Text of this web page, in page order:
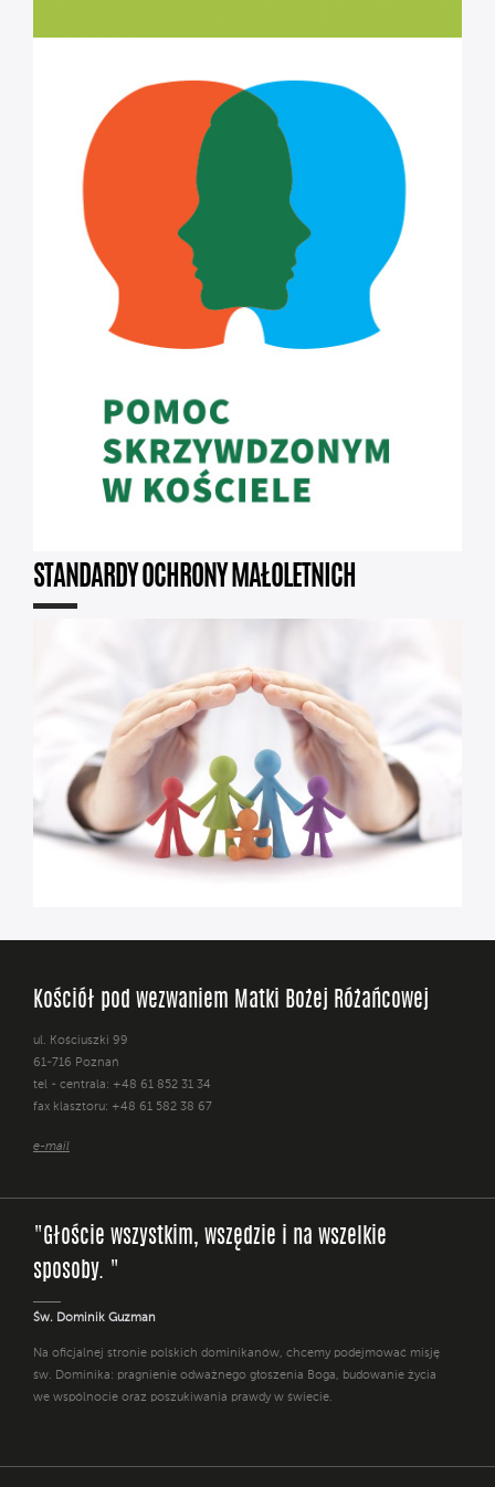
STANDARDY OCHRONY MAŁOLETNICH
Kościół pod wezwaniem Matki Bożej Różańcowej
ul. Kościuszki 99
61-716 Poznań
tel - centrala: +48 61 852 31 34
fax klasztoru: +48 61 582 38 67
e-mail
"Głoście wszystkim, wszędzie i na wszelkie
sposoby. "
Św. Dominik Guzman
Na oficjalnej stronie polskich dominikanów, chcemy podejmować misję
św. Dominika: pragnienie odważnego głoszenia Boga, budowanie życia
we wspólnocie oraz poszukiwania prawdy w świecie.